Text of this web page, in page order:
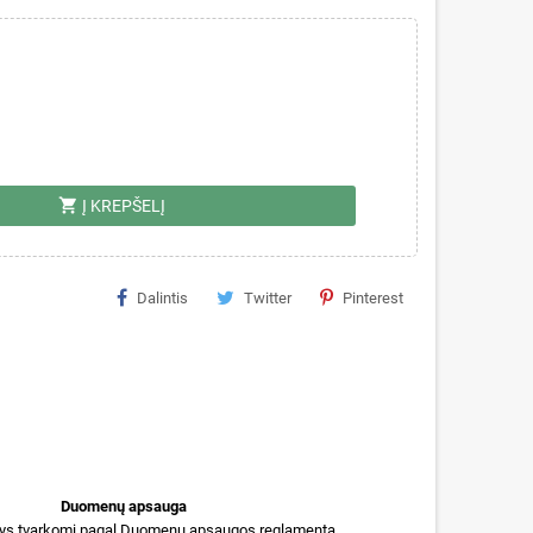
shopping_cart Į KREPŠELĮ
Dalintis Twitter Pinterest
Duomenų apsauga